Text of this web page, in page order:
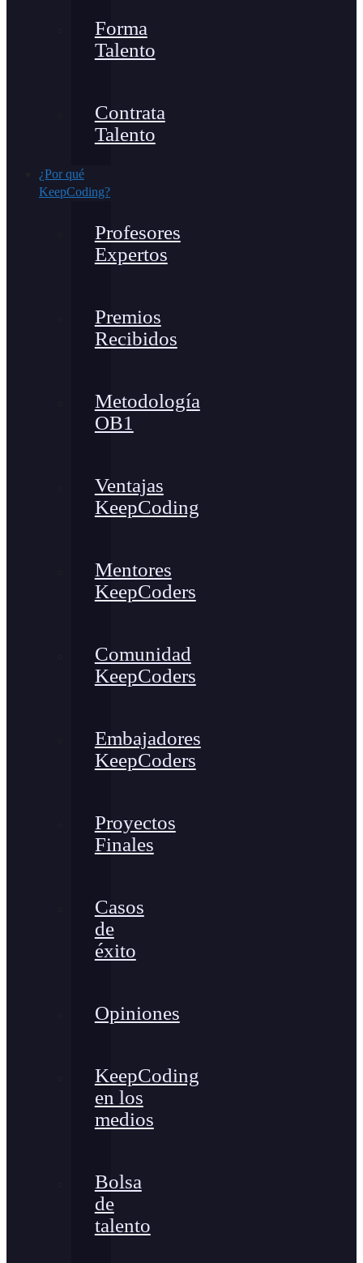
Forma
Talento
Contrata
Talento
¿Por qué
KeepCoding?
Profesores
Expertos
Premios
Recibidos
Metodología
OB1
Ventajas
KeepCoding
Mentores
KeepCoders
Comunidad
KeepCoders
Embajadores
KeepCoders
Proyectos
Finales
Casos
de
éxito
Opiniones
KeepCoding
en los
medios
Bolsa
de
talento